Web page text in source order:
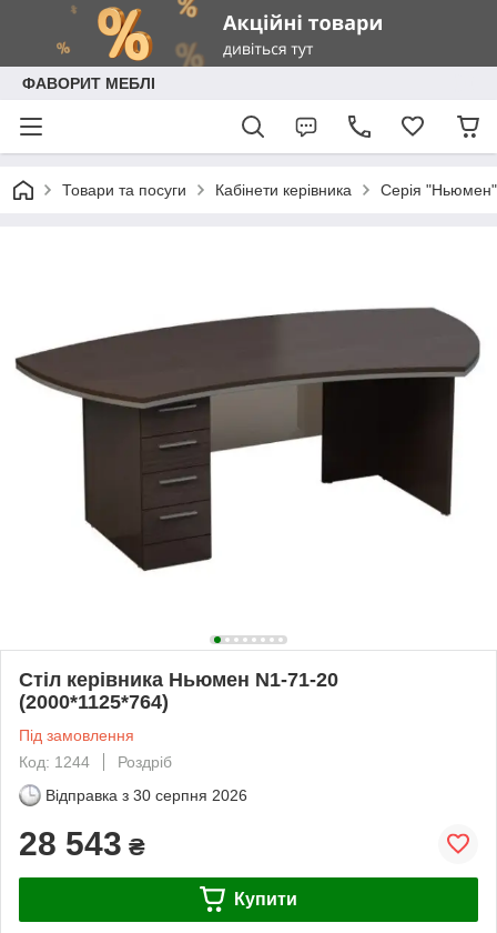
ФАВОРИТ МЕБЛІ
Товари та посуги Кабінети керівника Серія "Ньюмен"
Стіл керівника Ньюмен N1-71-20
(2000*1125*764)
Під замовлення
Код: 1244
Роздріб
Відправка з 30 серпня 2026
28 543 ₴
Купити